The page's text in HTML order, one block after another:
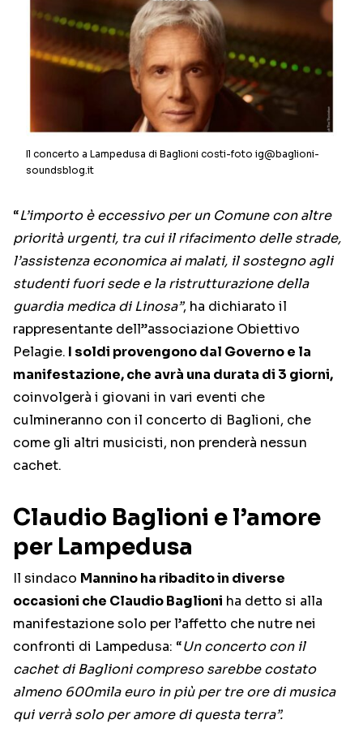
Il concerto a Lampedusa di Baglioni costi-foto ig@baglioni-
soundsblog.it
“L’importo è eccessivo per un Comune con altre
priorità urgenti, tra cui il rifacimento delle strade,
l’assistenza economica ai malati, il sostegno agli
studenti fuori sede e la ristrutturazione della
guardia medica di Linosa”, ha dichiarato il
rappresentante dell’’associazione Obiettivo
Pelagie. I soldi provengono dal Governo e la
manifestazione, che avrà una durata di 3 giorni,
coinvolgerà i giovani in vari eventi che
culmineranno con il concerto di Baglioni, che
come gli altri musicisti, non prenderà nessun
cachet.
Claudio Baglioni e l’amore
per Lampedusa
Il sindaco Mannino ha ribadito in diverse
occasioni che Claudio Baglioni ha detto si alla
manifestazione solo per l’affetto che nutre nei
confronti di Lampedusa: “Un concerto con il
cachet di Baglioni compreso sarebbe costato
almeno 600mila euro in più per tre ore di musica
qui verrà solo per amore di questa terra”.